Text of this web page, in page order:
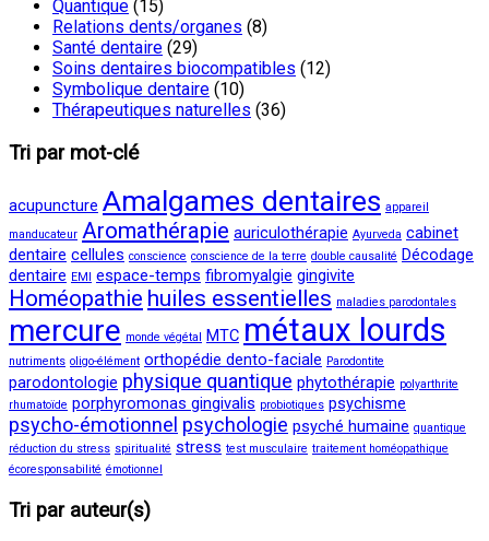
Quantique (15)
Relations dents/organes (8)
Santé dentaire (29)
Soins dentaires biocompatibles (12)
Symbolique dentaire (10)
Thérapeutiques naturelles (36)
Tri par mot-clé
acupuncture Amalgames dentaires appareil
manducateur Aromathérapie auriculothérapie Ayurveda cabinet
dentaire cellules conscience conscience de la terre double causalité Décodage
dentaire EMI espace-temps fibromyalgie gingivite
Homéopathie huiles essentielles maladies parodontales
mercure monde végétal MTC métaux lourds
nutriments oligo-élément orthopédie dento-faciale Parodontite
parodontologie physique quantique phytothérapie polyarthrite
rhumatoïde porphyromonas gingivalis probiotiques psychisme
psycho-émotionnel psychologie psyché humaine quantique
réduction du stress spiritualité stress test musculaire traitement homéopathique
écoresponsabilité émotionnel
Tri par auteur(s)